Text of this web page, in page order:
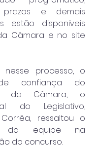
prazos e demais
estão disponíveis
Câmara e no site
nesse processo, o
confiança do
da Câmara, o
do Legislativo,
ressaltou o
da equipe na
do concurso.